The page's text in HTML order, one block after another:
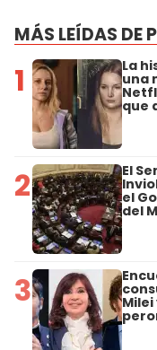
MÁS LEÍDAS DE
1 La
una
que
2 El
el
del
3